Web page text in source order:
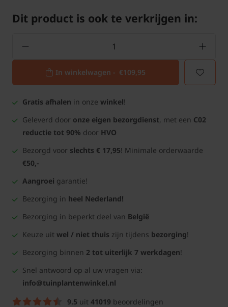
Dit product is ook te verkrijgen in:
In winkelwagen - €109,95
Gratis afhalen in onze winkel!
Geleverd door onze eigen bezorgdienst, met een C02
reductie tot 90% door HVO
Bezorgd voor slechts € 17,95! Minimale orderwaarde
€50,-
Aangroei garantie!
Bezorging in heel Nederland!
Bezorging in beperkt deel van België
Keuze uit wel / niet thuis zijn tijdens bezorging!
Bezorging binnen 2 tot uiterlijk 7 werkdagen!
Snel antwoord op al uw vragen via:
info@tuinplantenwinkel.nl
9.5 uit 41019 beoordelingen